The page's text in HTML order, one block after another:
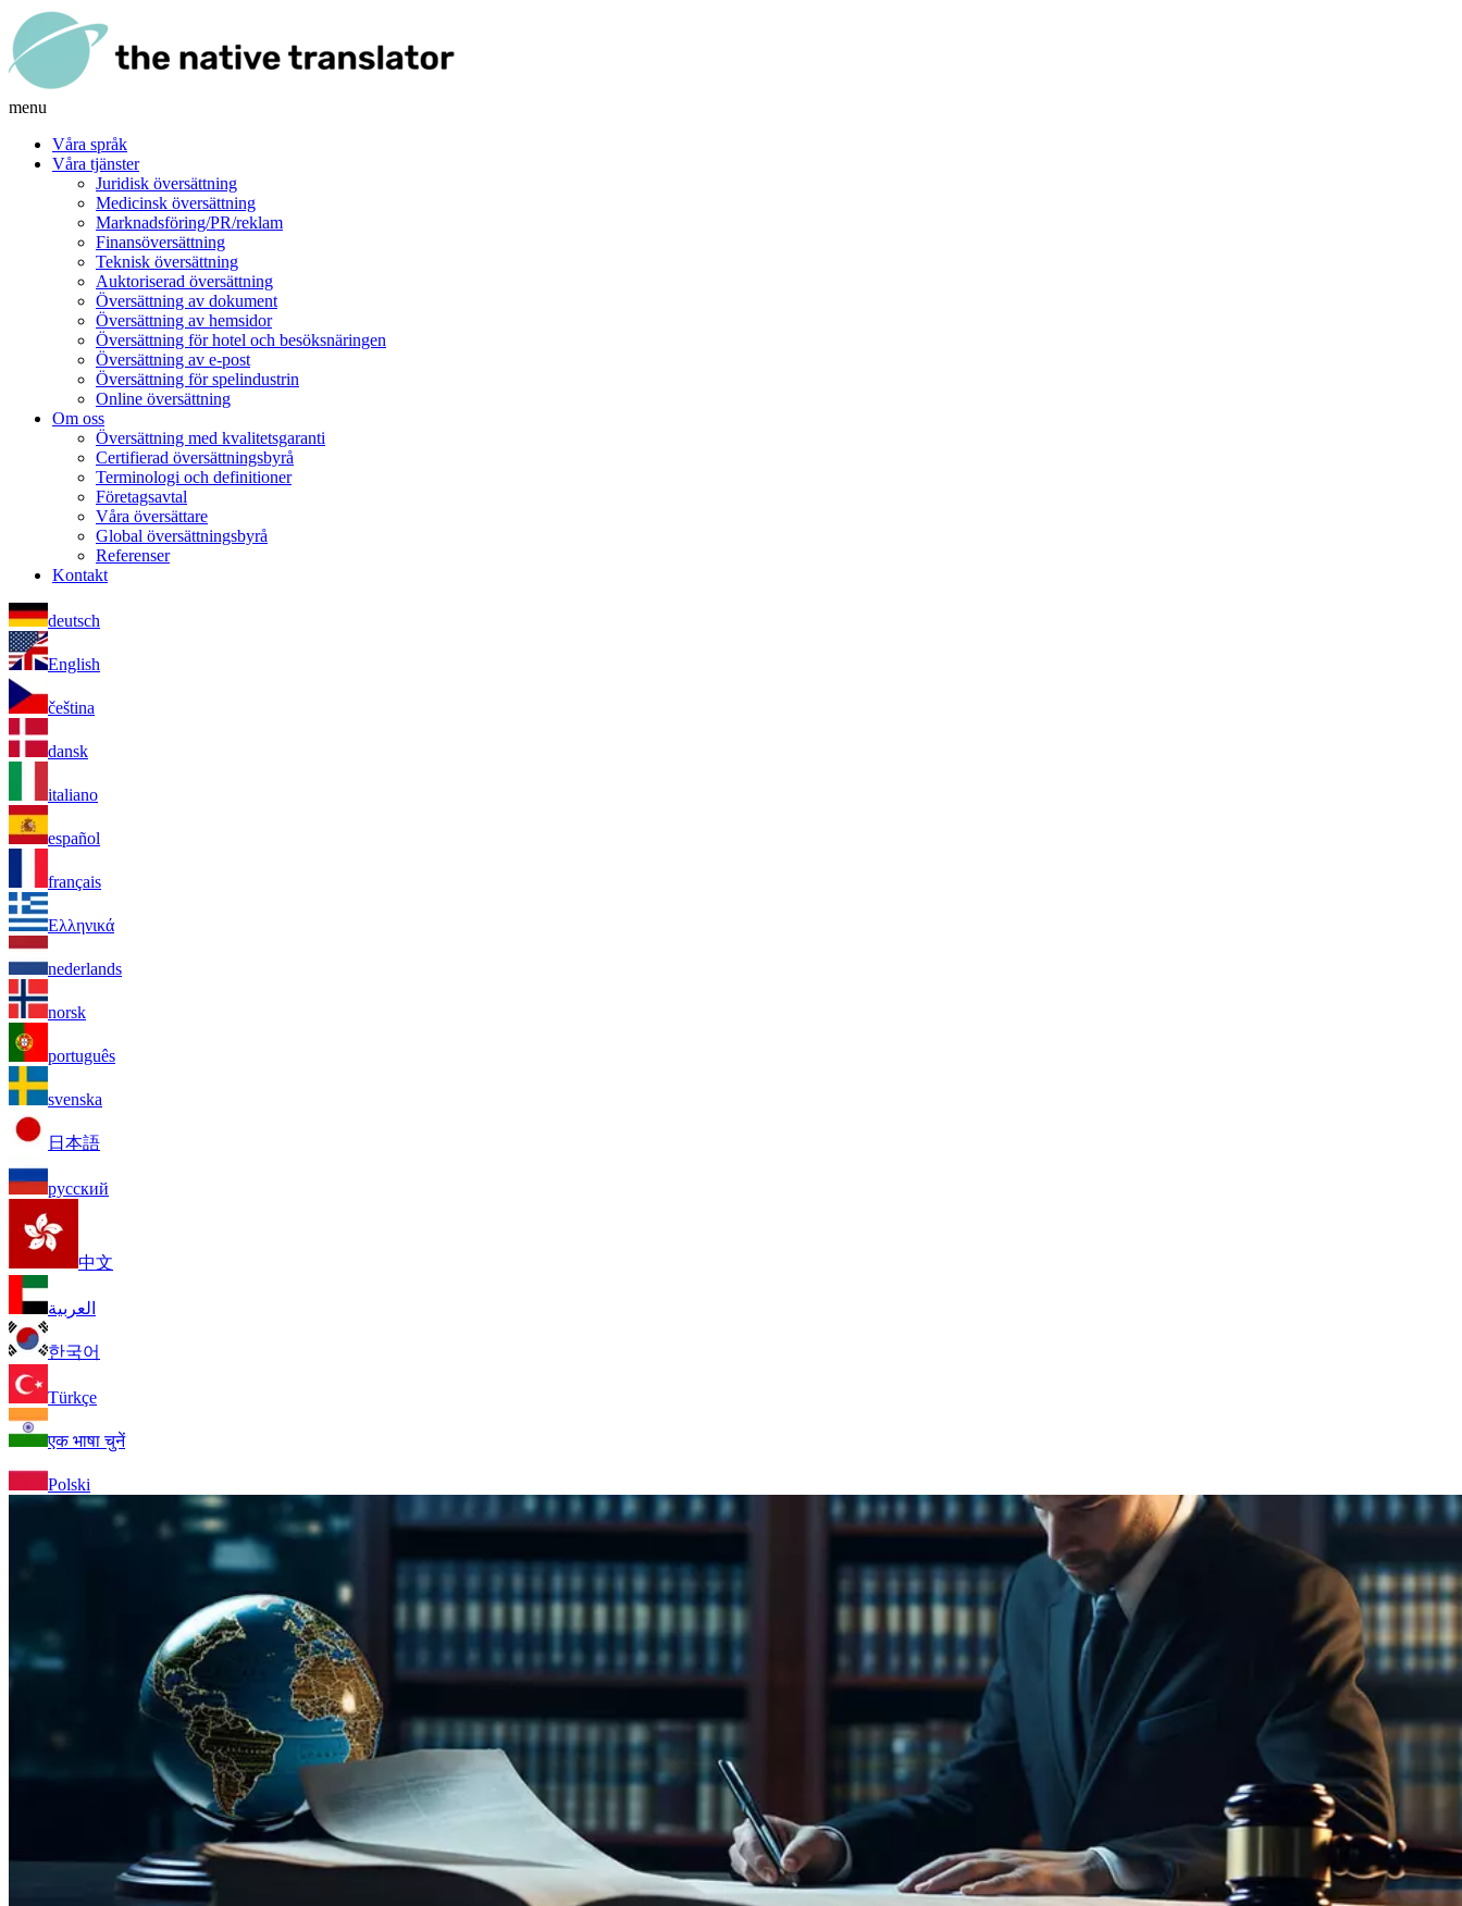
menu
Våra språk
Våra tjänster
Juridisk översättning
Medicinsk översättning
Marknadsföring/PR/reklam
Finansöversättning
Teknisk översättning
Auktoriserad översättning
Översättning av dokument
Översättning av hemsidor
Översättning för hotel och besöksnäringen
Översättning av e-post
Översättning för spelindustrin
Online översättning
Om oss
Översättning med kvalitetsgaranti
Certifierad översättningsbyrå
Terminologi och definitioner
Företagsavtal
Våra översättare
Global översättningsbyrå
Referenser
Kontakt
deutsch
English
čeština
dansk
italiano
español
français
Ελληνικά
nederlands
norsk
português
svenska
日本語
русский
中文
العربية
한국어
Türkçe
एक भाषा चुनें
Polski